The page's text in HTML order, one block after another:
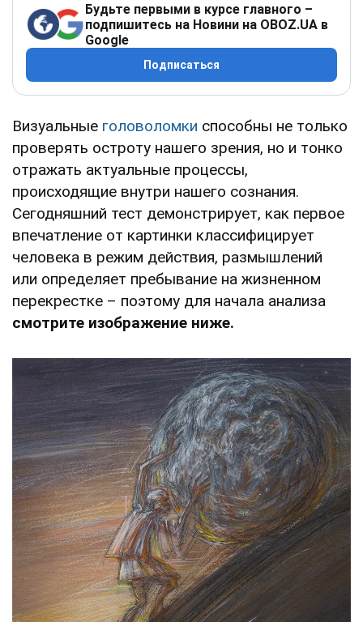
Будьте первыми в курсе главного –
подпишитесь на Новини на OBOZ.UA в
Google
Подписаться
Визуальные головоломки способны не только
проверять остроту нашего зрения, но и тонко
отражать актуальные процессы,
происходящие внутри нашего сознания.
Сегодняшний тест демонстрирует, как первое
впечатление от картинки классифицирует
человека в режим действия, размышлений
или определяет пребывание на жизненном
перекрестке – поэтому для начала анализа
смотрите изображение ниже.